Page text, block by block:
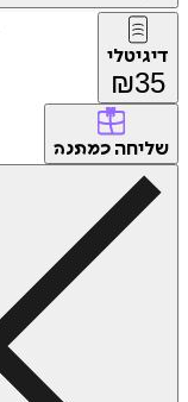
דיגיטלי
₪35
שליחה כמתנה